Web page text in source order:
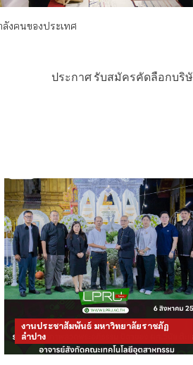
งคนของประเทศ
ประกาศ รับสมัครคัดลือกบริ
งานประชาสัมพันธ์ มหาวิทยาลัยราชภัฏ
ลำปาง